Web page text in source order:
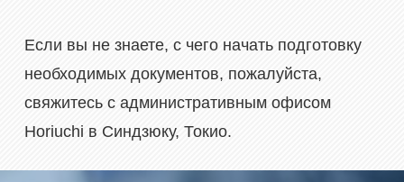
Если вы не знаете, с чего начать подготовку
необходимых документов, пожалуйста,
свяжитесь с административным офисом
Horiuchi в Синдзюку, Токио.